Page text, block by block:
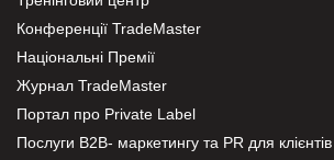
Конференції TradeMaster
Національні Премії
Журнал TradeMaster
Портал про Private Label
Послуги В2В- маркетингу та PR для клієнтів